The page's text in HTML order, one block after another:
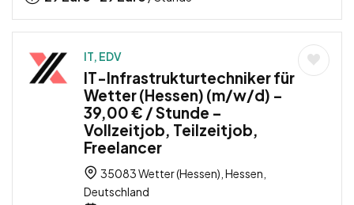
IT, EDV
IT-Infrastrukturtechniker für
Wetter (Hessen) (m/w/d) –
39,00 € / Stunde –
Vollzeitjob, Teilzeitjob,
Freelancer
35083 Wetter (Hessen), Hessen,
Deutschland